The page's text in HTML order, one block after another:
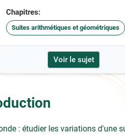
Chapitres:
Suites arithmétiques et géométriques
Voir le sujet
: étudier les variations d'une